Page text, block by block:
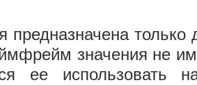
предназначена
значения не
ее использовать